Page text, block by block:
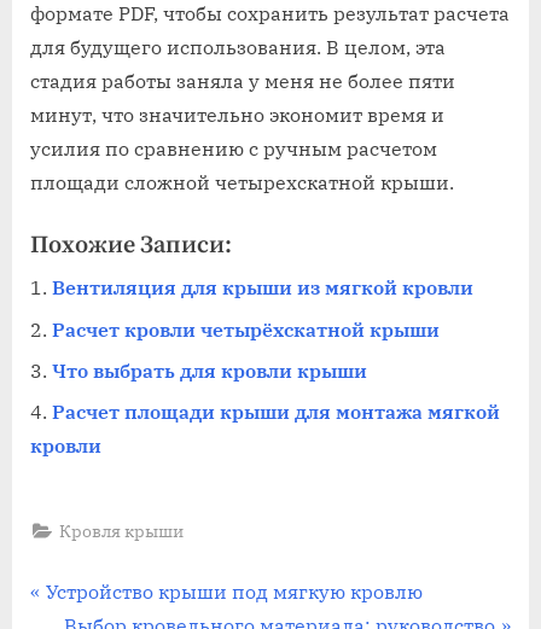
формате PDF, чтобы сохранить результат расчета
для будущего использования. В целом, эта
стадия работы заняла у меня не более пяти
минут, что значительно экономит время и
усилия по сравнению с ручным расчетом
площади сложной четырехскатной крыши.
Похожие Записи:
Вентиляция для крыши из мягкой кровли
Расчет кровли четырёхскатной крыши
Что выбрать для кровли крыши
Расчет площади крыши для монтажа мягкой
кровли
Кровля крыши
Навигация
П
Устройство крыши под мягкую кровлю
С